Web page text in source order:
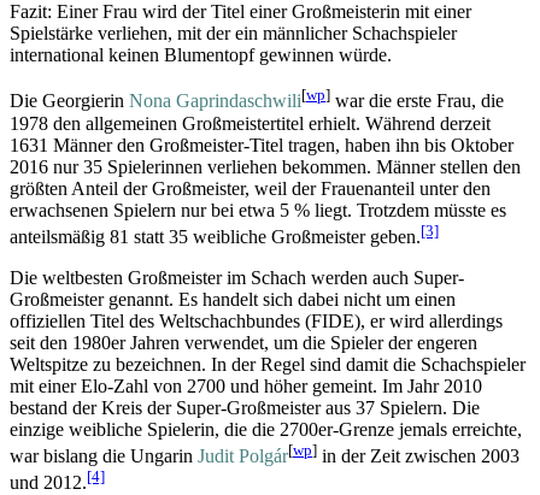
Fazit: Einer Frau wird der Titel einer Großmeisterin mit einer
Spielstärke verliehen, mit der ein männlicher Schach­spieler
international keinen Blumentopf gewinnen würde.
Die Georgierin Nona Gaprindaschwili[wp] war die erste Frau, die
1978 den allgemeinen Groß­meister­titel erhielt. Während derzeit
1631 Männer den Großmeister-Titel tragen, haben ihn bis Oktober
2016 nur 35 Spielerinnen verliehen bekommen. Männer stellen den
größten Anteil der Großmeister, weil der Frauenanteil unter den
erwachsenen Spielern nur bei etwa 5 % liegt. Trotzdem müsste es
anteils­mäßig 81 statt 35 weibliche Großmeister geben.[3]
Die weltbesten Großmeister im Schach werden auch Super-
Großmeister genannt. Es handelt sich dabei nicht um einen
offiziellen Titel des Welt­schach­bundes (FIDE), er wird allerdings
seit den 1980er Jahren verwendet, um die Spieler der engeren
Weltspitze zu bezeichnen. In der Regel sind damit die Schachspieler
mit einer Elo-Zahl von 2700 und höher gemeint. Im Jahr 2010
bestand der Kreis der Super-Großmeister aus 37 Spielern. Die
einzige weibliche Spielerin, die die 2700er-Grenze jemals erreichte,
war bislang die Ungarin Judit Polgár[wp] in der Zeit zwischen 2003
und 2012.[4]